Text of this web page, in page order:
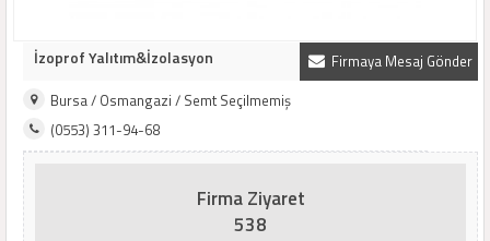
Firmaya Mesaj Gönder
İzoprof Yalıtım&İzolasyon
Bursa / Osmangazi / Semt Seçilmemiş
(0553) 311-94-68
Firma Ziyaret
538